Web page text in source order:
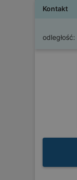
Kontakt
odległość: